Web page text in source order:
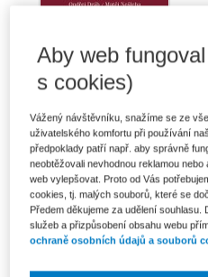
Zákon o daních z příjmů č.
586/1992 Sb. Komentář. 2
vydání
Od 2 414 Kč
Aby web
s cookies)
Vážený návštěvníku, snažíme se ze
uživatelského komfortu při používání
předpoklady patří např. aby správně
neobtěžovali nevhodnou reklamou
web vylepšovat. Proto od Vás
cookies, tj. malých souborů, které se
Předem děkujeme za udělení
služeb a přizpůsobení obsahu webu
ochraně osobních údajů a souborů